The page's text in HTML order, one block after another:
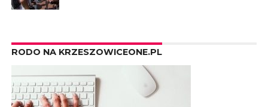
RODO NA KRZESZOWICEONE.PL